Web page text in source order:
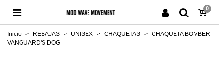
0
Inicio > REBAJAS > UNISEX > CHAQUETAS > CHAQUETA BOMBER
VANGUARD'S DOG